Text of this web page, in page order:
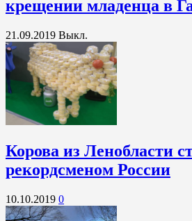
крещении младенца в
21.09.2019 Выкл.
Корова из Ленобласти
рекордсменом России
10.10.2019 0